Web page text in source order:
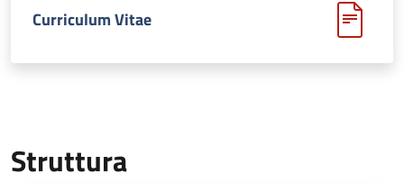
Curriculum Vitae
Struttura